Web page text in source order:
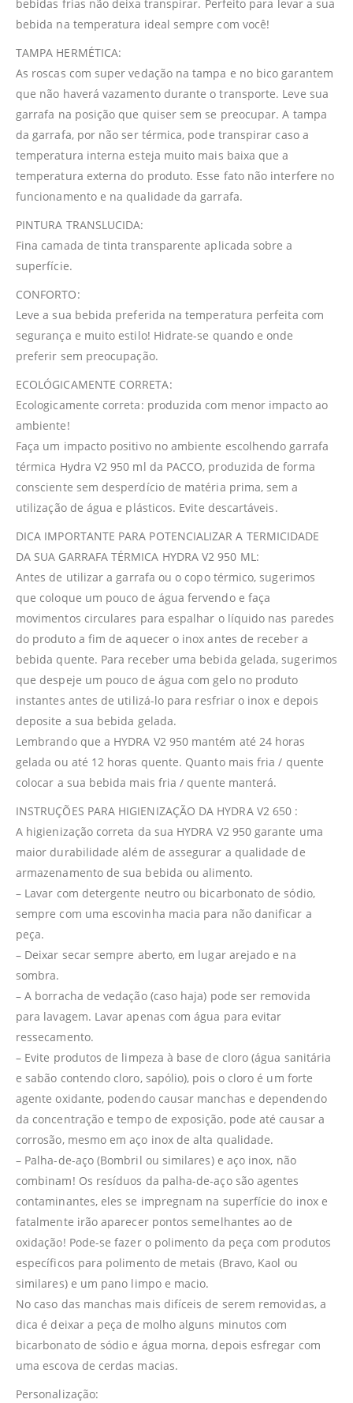
bebidas frias não deixa transpirar. Perfeito para levar a sua
bebida na temperatura ideal sempre com você!
TAMPA HERMÉTICA:
As roscas com super vedação na tampa e no bico garantem
que não haverá vazamento durante o transporte. Leve sua
garrafa na posição que quiser sem se preocupar. A tampa
da garrafa, por não ser térmica, pode transpirar caso a
temperatura interna esteja muito mais baixa que a
temperatura externa do produto. Esse fato não interfere no
funcionamento e na qualidade da garrafa.
PINTURA TRANSLUCIDA:
Fina camada de tinta transparente aplicada sobre a
superfície.
CONFORTO:
Leve a sua bebida preferida na temperatura perfeita com
segurança e muito estilo! Hidrate-se quando e onde
preferir sem preocupação.
ECOLÓGICAMENTE CORRETA:
Ecologicamente correta: produzida com menor impacto ao
ambiente!
Faça um impacto positivo no ambiente escolhendo garrafa
térmica Hydra V2 950 ml da PACCO, produzida de forma
consciente sem desperdício de matéria prima, sem a
utilização de água e plásticos. Evite descartáveis.
DICA IMPORTANTE PARA POTENCIALIZAR A TERMICIDADE
DA SUA GARRAFA TÉRMICA HYDRA V2 950 ML:
Antes de utilizar a garrafa ou o copo térmico, sugerimos
que coloque um pouco de água fervendo e faça
movimentos circulares para espalhar o líquido nas paredes
do produto a fim de aquecer o inox antes de receber a
bebida quente. Para receber uma bebida gelada, sugerimos
que despeje um pouco de água com gelo no produto
instantes antes de utilizá-lo para resfriar o inox e depois
deposite a sua bebida gelada.
Lembrando que a HYDRA V2 950 mantém até 24 horas
gelada ou até 12 horas quente. Quanto mais fria / quente
colocar a sua bebida mais fria / quente manterá.
INSTRUÇÕES PARA HIGIENIZAÇÃO DA HYDRA V2 650 :
A higienização correta da sua HYDRA V2 950 garante uma
maior durabilidade além de assegurar a qualidade de
armazenamento de sua bebida ou alimento.
– Lavar com detergente neutro ou bicarbonato de sódio,
sempre com uma escovinha macia para não danificar a
peça.
– Deixar secar sempre aberto, em lugar arejado e na
sombra.
– A borracha de vedação (caso haja) pode ser removida
para lavagem. Lavar apenas com água para evitar
ressecamento.
– Evite produtos de limpeza à base de cloro (água sanitária
e sabão contendo cloro, sapólio), pois o cloro é um forte
agente oxidante, podendo causar manchas e dependendo
da concentração e tempo de exposição, pode até causar a
corrosão, mesmo em aço inox de alta qualidade.
– Palha-de-aço (Bombril ou similares) e aço inox, não
combinam! Os resíduos da palha-de-aço são agentes
contaminantes, eles se impregnam na superfície do inox e
fatalmente irão aparecer pontos semelhantes ao de
oxidação! Pode-se fazer o polimento da peça com produtos
específicos para polimento de metais (Bravo, Kaol ou
similares) e um pano limpo e macio.
No caso das manchas mais difíceis de serem removidas, a
dica é deixar a peça de molho alguns minutos com
bicarbonato de sódio e água morna, depois esfregar com
uma escova de cerdas macias.
Personalização: